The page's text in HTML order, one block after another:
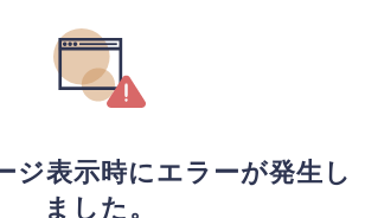
ジ表示時にエラーが発生し
ました。